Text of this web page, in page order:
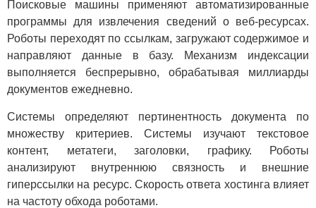
Поисковые машины применяют автоматизированные
программы для извлечения сведений о веб-ресурсах.
Роботы переходят по ссылкам, загружают содержимое и
направляют данные в базу. Механизм индексации
выполняется беспрерывно, обрабатывая миллиарды
документов ежедневно.
Системы определяют пертинентность документа по
множеству критериев. Системы изучают текстовое
контент, метатеги, заголовки, графику. Роботы
анализируют внутреннюю связность и внешние
гиперссылки на ресурс. Скорость ответа хостинга влияет
на частоту обхода роботами.